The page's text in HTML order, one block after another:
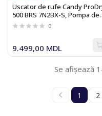
Uscator de rufe Candy
500 BRS 7N2BX-S, Pompa de
caldura, 7 Kg, Class D, Alb,
Control si continut avansat
0
9.499,00 MDL
Se afișează
1 2